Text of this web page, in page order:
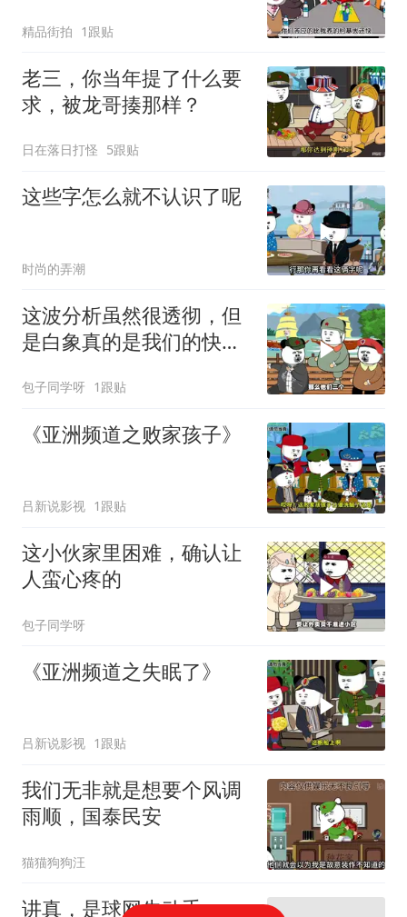
精品街拍 1跟贴
老三，你当年提了什么要
求，被龙哥揍那样？
日在落日打怪 5跟贴
这些字怎么就不认识了呢
时尚的弄潮
这波分析虽然很透彻，但
是白象真的是我们的快乐
包子同学呀 1跟贴
《亚洲频道之败家孩子》
吕新说影视 1跟贴
这小伙家里困难，确认让
人蛮心疼的
包子同学呀
《亚洲频道之失眠了》
吕新说影视 1跟贴
我们无非就是想要个风调
雨顺，国泰民安
猫猫狗狗汪
讲真，是球网先动手